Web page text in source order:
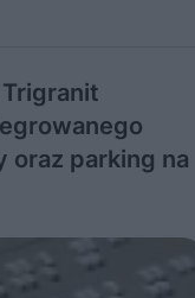
oraz parking na